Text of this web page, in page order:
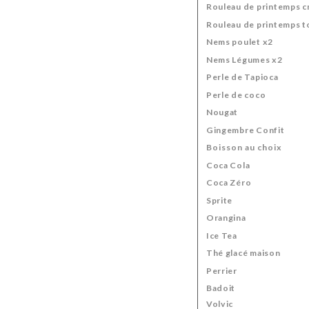
Rouleau de printemps
Rouleau de printemps
Nems poulet x2
Nems Légumes x2
Perle de Tapioca
Perle de coco
Nougat
Gingembre Confit
Boisson au choix
Coca Cola
Coca Zéro
Sprite
Orangina
Ice Tea
Thé glacé maison
Perrier
Badoit
Volvic